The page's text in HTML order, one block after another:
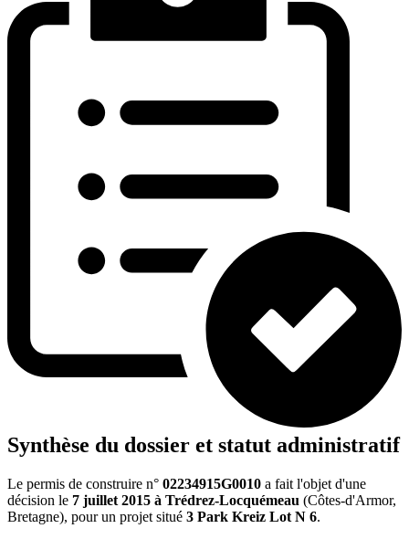
Synthèse du dossier et statut administratif
Le permis de construire n° 02234915G0010 a fait l'objet d'une
décision le 7 juillet 2015 à Trédrez-Locquémeau (Côtes-d'Armor,
Bretagne), pour un projet situé 3 Park Kreiz Lot N 6.